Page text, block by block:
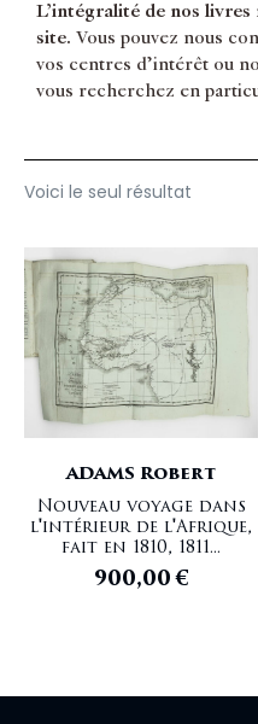
L’intégralité de nos livres
site. Vous pouvez nous
vos centres d’intérêt ou
vous recherchez en
Voici le seul résultat
ADAMS Robert
Nouveau voyage dans
l'intérieur de l'Afrique,
fait en 1810, 1811...
900,00€